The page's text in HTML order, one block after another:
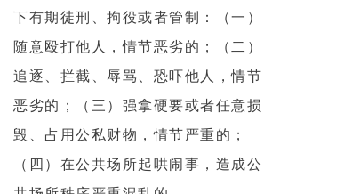
下有期徒刑、拘役或者管制：（一）
随意殴打他人，情节恶劣的；（二）
追逐、拦截、辱骂、恐吓他人，情节
恶劣的；（三）强拿硬要或者任意损
毁、占用公私财物，情节严重的；
（四）在公共场所起哄闹事，造成公